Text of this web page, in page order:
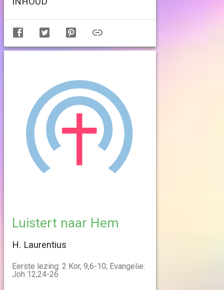
Luistert naar Hem
H. Laurentius
Eerste lezing: 2 Kor, 9,6-10; Evangelie:
Joh 12,24-26